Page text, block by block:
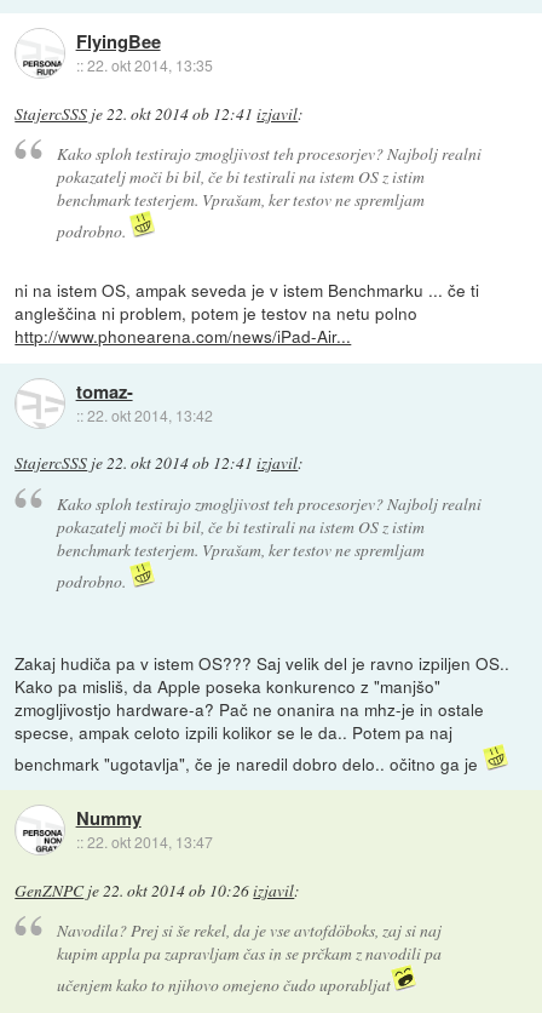
FlyingBee
::22. okt 2014, 13:35
StajercSSS je22. okt 2014 ob 12:41 izjavil:
Kako sploh testirajo zmogljivost teh procesorjev? Najbolj realni
pokazatelj moči bi bil, če bi testirali na istem OS z istim
benchmark testerjem. Vprašam, ker testov ne spremljam
podrobno.
ni na istem OS, ampak seveda je v istem Benchmarku ... če ti
angleščina ni problem, potem je testov na netu polno
http://www.phonearena.com/news/iPad-Air...
tomaz-
::22. okt 2014, 13:42
StajercSSS je22. okt 2014 ob 12:41 izjavil:
Kako sploh testirajo zmogljivost teh procesorjev? Najbolj realni
pokazatelj moči bi bil, če bi testirali na istem OS z istim
benchmark testerjem. Vprašam, ker testov ne spremljam
podrobno.
Zakaj hudiča pa v istem OS??? Saj velik del je ravno izpiljen OS..
Kako pa misliš, da Apple poseka konkurenco z "manjšo"
zmogljivostjo hardware-a? Pač ne onanira na mhz-je in ostale
specse, ampak celoto izpili kolikor se le da.. Potem pa naj
benchmark "ugotavlja", če je naredil dobro delo.. očitno ga je
Nummy
::22. okt 2014, 13:47
GenZNPCje22. okt 2014 ob 10:26izjavil:
Navodila? Prej si še rekel, da je vse avtofdöboks, zaj si naj
kupim appla pa zapravljam čas in se prčkam z navodili pa
učenjem kako to njihovo omejeno čudo uporabljat